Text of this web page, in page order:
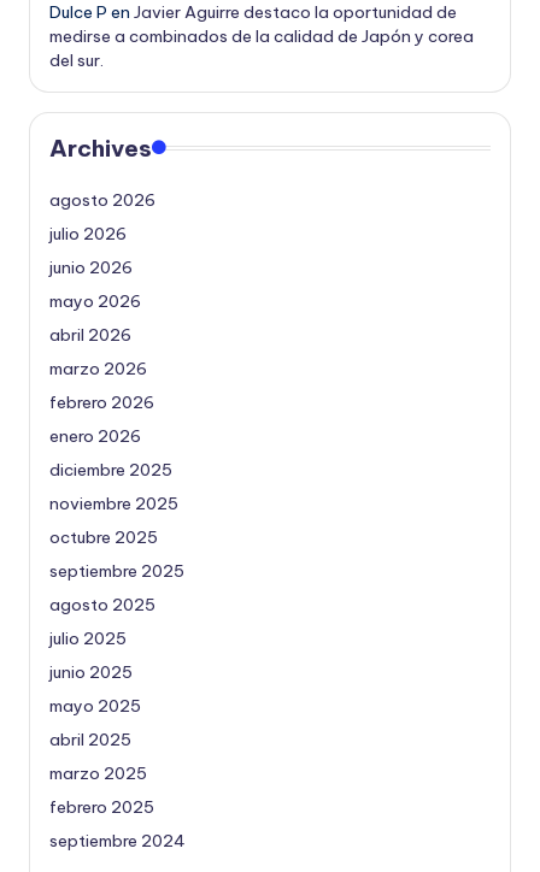
Dulce P en Javier Aguirre destaco la oportunidad de
medirse a combinados de la calidad de Japón y corea
del sur.
Archives
agosto 2026
julio 2026
junio 2026
mayo 2026
abril 2026
marzo 2026
febrero 2026
enero 2026
diciembre 2025
noviembre 2025
octubre 2025
septiembre 2025
agosto 2025
julio 2025
junio 2025
mayo 2025
abril 2025
marzo 2025
febrero 2025
septiembre 2024